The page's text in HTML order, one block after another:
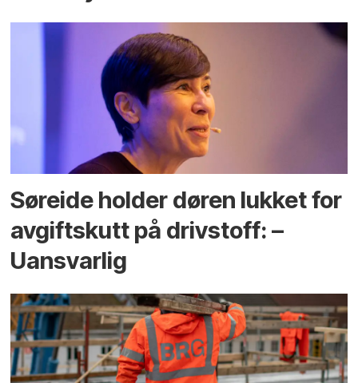
Søreide holder døren lukket for
avgiftskutt på drivstoff: –
Uansvarlig